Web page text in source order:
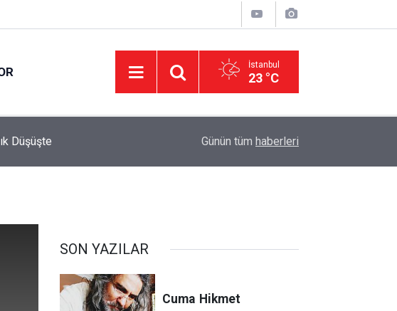
İstanbul
23 °C
Düşüşte 16 Maddelik Maden Kanunu Teklif Kabul Edildi
Günün tüm haberleri
SON YAZILAR
Cuma Hikmet